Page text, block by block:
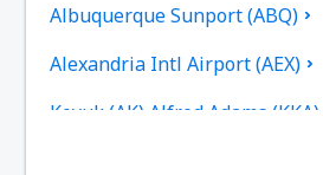
Albuquerque Sunport (ABQ)
Alexandria Intl Airport (AEX)
Koyuk (AK) Alfred Adams (KKA)